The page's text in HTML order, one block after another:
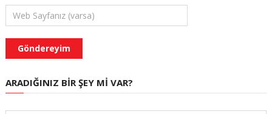
ARADIĞINIZ BIR ŞEY MI VAR?